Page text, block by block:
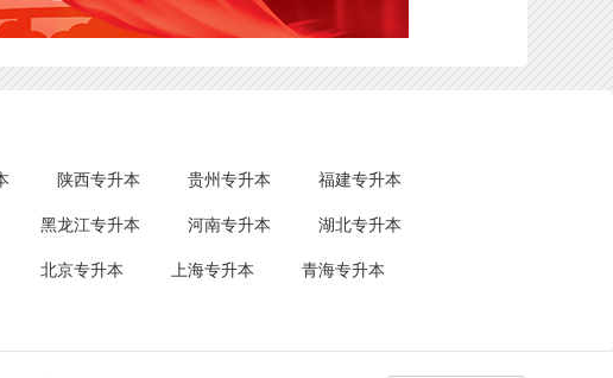
陕西专升本 贵州专升本 福建专升本
黑龙江专升本 河南专升本 湖北专升本
北京专升本 上海专升本 青海专升本